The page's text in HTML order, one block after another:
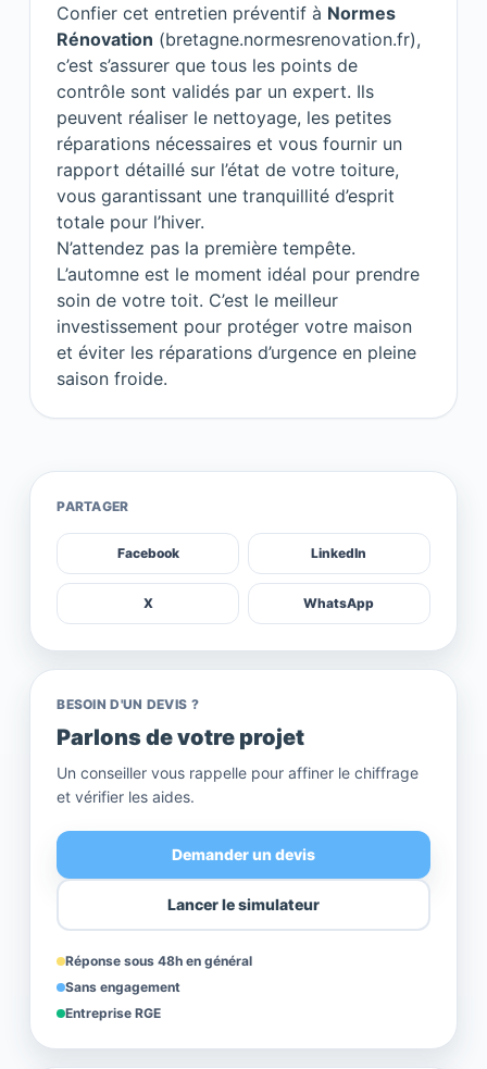
Confier cet entretien préventif à Normes
Rénovation (bretagne.normesrenovation.fr),
c’est s’assurer que tous les points de
contrôle sont validés par un expert. Ils
peuvent réaliser le nettoyage, les petites
réparations nécessaires et vous fournir un
rapport détaillé sur l’état de votre toiture,
vous garantissant une tranquillité d’esprit
totale pour l’hiver.
N’attendez pas la première tempête.
L’automne est le moment idéal pour prendre
soin de votre toit. C’est le meilleur
investissement pour protéger votre maison
et éviter les réparations d’urgence en pleine
saison froide.
PARTAGER
Facebook LinkedIn
X WhatsApp
BESOIN D'UN DEVIS ?
Parlons de votre projet
Un conseiller vous rappelle pour affiner le chiffrage
et vérifier les aides.
Demander un devis
Lancer le simulateur
Réponse sous 48h en général
Sans engagement
Entreprise RGE